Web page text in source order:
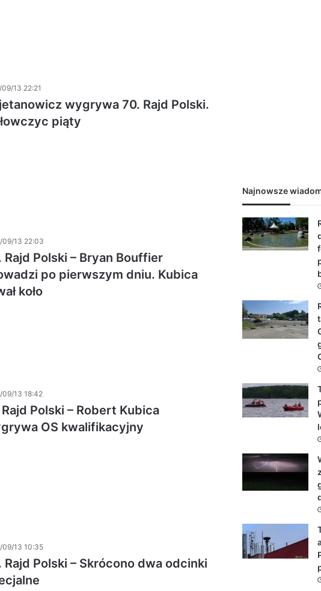
09/13 22:21
wygrywa 70. Rajd Polski.
piąty
09/13 22:03
Rajd Polski – Bryan Bouffier
po pierwszym dniu. Kubica
koło
09/13 18:42
Polski – Robert Kubica
OS kwalifikacyjny
09/13 10:35
Rajd Polski – Skrócono dwa odcinki
Najnowsze